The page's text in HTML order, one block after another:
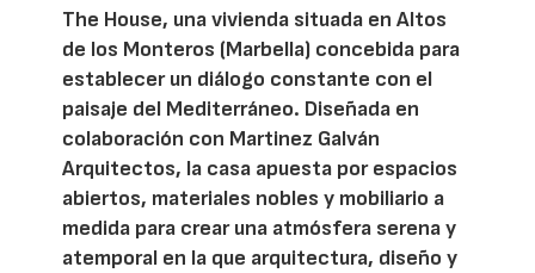
The House, una vivienda situada en Altos
de los Monteros (Marbella) concebida para
establecer un diálogo constante con el
paisaje del Mediterráneo. Diseñada en
colaboración con Martinez Galván
Arquitectos, la casa apuesta por espacios
abiertos, materiales nobles y mobiliario a
medida para crear una atmósfera serena y
atemporal en la que arquitectura, diseño y